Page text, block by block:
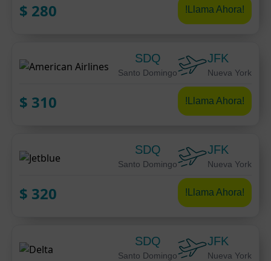
$ 280 !Llama Ahora!
SDQ
Santo Domingo
JFK
Nueva York
$ 310 !Llama Ahora!
SDQ
Santo Domingo
JFK
Nueva York
$ 320 !Llama Ahora!
SDQ
Santo Domingo
JFK
Nueva York